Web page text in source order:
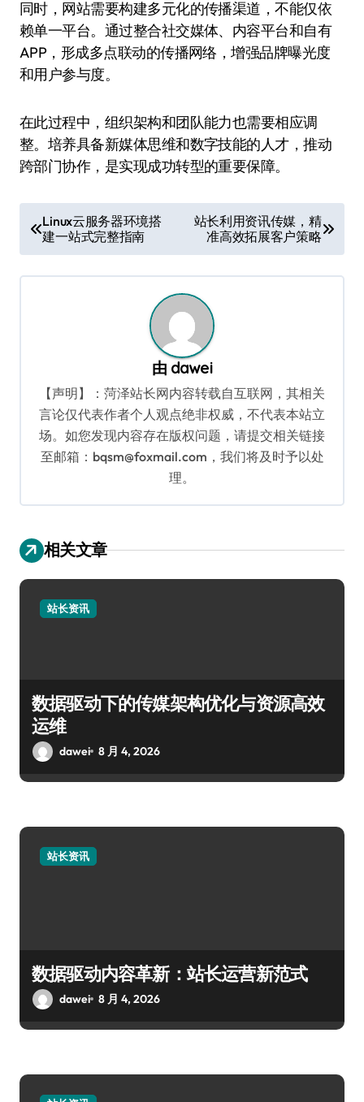
同时，网站需要构建多元化的传播渠道，不能仅依
赖单一平台。通过整合社交媒体、内容平台和自有
APP，形成多点联动的传播网络，增强品牌曝光度
和用户参与度。
在此过程中，组织架构和团队能力也需要相应调
整。培养具备新媒体思维和数字技能的人才，推动
跨部门协作，是实现成功转型的重要保障。
章
导
Linux云服务器环境搭
建一站式完整指南
站长利用资讯传媒，精
准高效拓展客户策略
由 dawei
【声明】：菏泽站长网内容转载自互联网，其相关
言论仅代表作者个人观点绝非权威，不代表本站立
场。如您发现内容存在版权问题，请提交相关链接
至邮箱：bqsm@foxmail.com，我们将及时予以处
理。
相关文章
站长资讯
数据驱动下的传媒架构优化与资源高效
运维
dawei 8 月 4, 2026
站长资讯
数据驱动内容革新：站长运营新范式
dawei 8 月 4, 2026